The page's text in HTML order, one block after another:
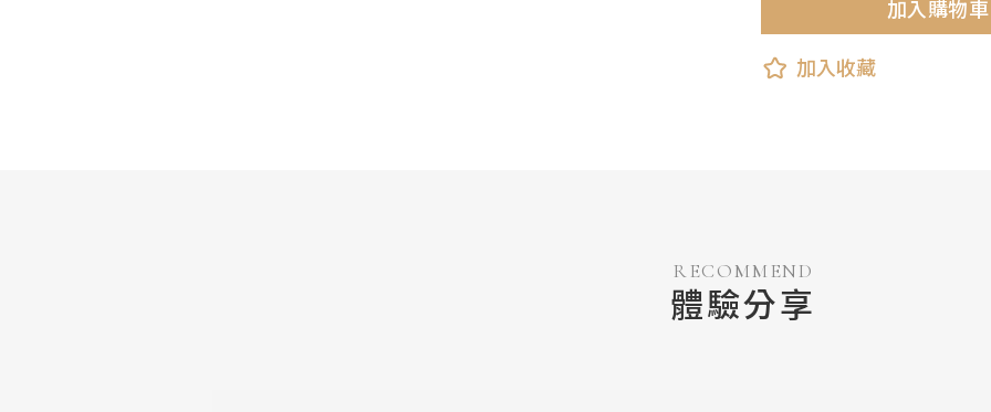
加入購物車
加入收藏
RECOMMEND
體驗分享